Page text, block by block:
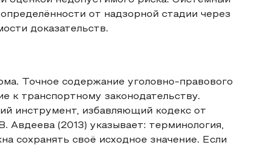
от надзорной стадии через
доказательств.
Точное содержание уголовно-правового
к транспортному законодательству.
инструмент, избавляющий кодекс от
(2013) указывает: терминология,
сохранять своё исходное значение. Если